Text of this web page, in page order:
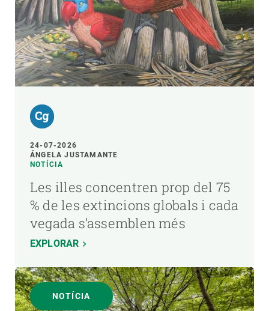
24-07-2026
ÁNGELA JUSTAMANTE
NOTÍCIA
Les illes concentren prop del 75
% de les extincions globals i cada
vegada s’assemblen més
EXPLORAR
NOTÍCIA